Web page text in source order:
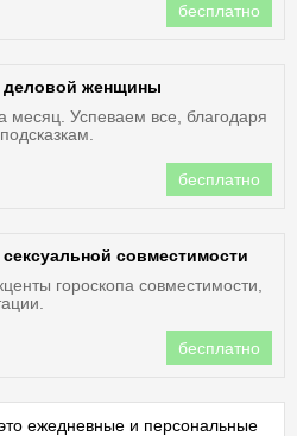
бесплатно
деловой женщины
месяц. Успеваем все, благодаря
бесплатно
сексуальной совместимости
гороскопа совместимости,
бесплатно
ежедневные и персональные